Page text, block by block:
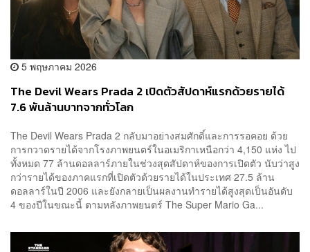
5 พฤษภาคม 2026
The Devil Wears Prada 2 เปิดตัวสัปดาห์แรกด้วยรายได้
7.6 พันล้านบาทจากทั่วโลก
The Devil Wears Prada 2 กลับมาอย่างสมศักดิ์และการรอคอย ด้วย
การกวาดรายได้จากโรงภาพยนตร์ในอเมริกาเหนือกว่า 4,150 แห่ง ไป
ทั้งหมด 77 ล้านดอลลาร์ภายในช่วงสุดสัปดาห์ของการเปิดตัว นับว่าสูง
กว่ารายได้ของภาคแรกที่เปิดตัวด้วยรายได้ในประเทศ 27.5 ล้าน
ดอลลาร์ในปี 2006 และยังกลายเป็นผลงานทำรายได้สูงสุดเป็นอันดับ
4 ของปีในขณะนี้ ตามหลังภาพยนตร์ The Super Mario Ga...